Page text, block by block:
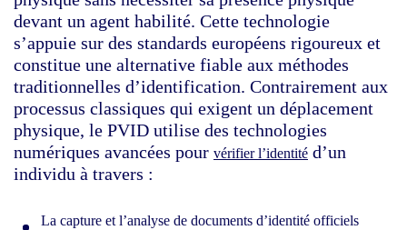
devant un agent habilité. Cette technologie
s’appuie sur des standards européens rigoureux et
constitue une alternative fiable aux méthodes
traditionnelles d’identification. Contrairement aux
processus classiques qui exigent un déplacement
physique, le PVID utilise des technologies
numériques avancées pour vérifier l’identité d’un
individu à travers :
La capture et l’analyse de documents d’identité officiels